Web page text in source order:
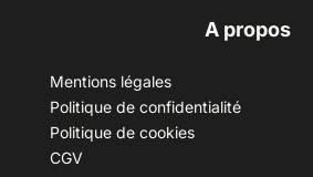
A propos
Mentions légales
Politique de confidentialité
Politique de cookies
CGV